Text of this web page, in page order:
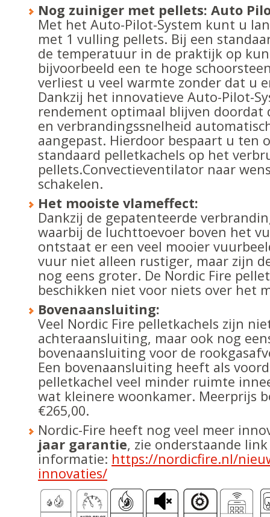
Nog zuiniger met pellets: Auto
Met het Auto-Pilot-System kunt u
met 1 vulling pellets. Bij een
de temperatuur in de praktijk op
bijvoorbeeld een te hoge
verliest u veel warmte zonder dat u
Dankzij het innovatieve Auto-Pilot-
rendement optimaal blijven doordat
en verbrandingssnelheid
aangepast. Hierdoor bespaart u ten
standaard pelletkachels op het
pellets.Convectieventilator naar
schakelen.
Het mooiste vlameffect:
Dankzij de gepatenteerde
waarbij de luchttoevoer boven het
ontstaat er een veel mooier
vuur niet alleen rustiger, maar zijn
nog eens groter. De Nordic Fire
beschikken niet voor niets over het
Bovenaansluiting:
Veel Nordic Fire pelletkachels zijn
achteraansluiting, maar ook nog
bovenaansluiting voor de
Een bovenaansluiting heeft als
pelletkachel veel minder ruimte
wat kleinere woonkamer. Meerprijs
€265,00.
Nordic-Fire heeft nog veel meer
jaar garantie, zie onderstaande
informatie: https://nordicfire.nl/
innovaties/